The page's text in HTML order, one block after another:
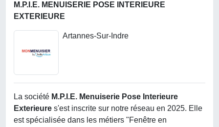
M.P.I.E. MENUISERIE POSE INTERIEURE
EXTERIEURE
Artannes-Sur-Indre
La société M.p.i.e. Menuiserie Pose Interieure
Exterieure s'est inscrite sur notre réseau en 2025. Elle
est spécialisée dans les métiers "Fenêtre en